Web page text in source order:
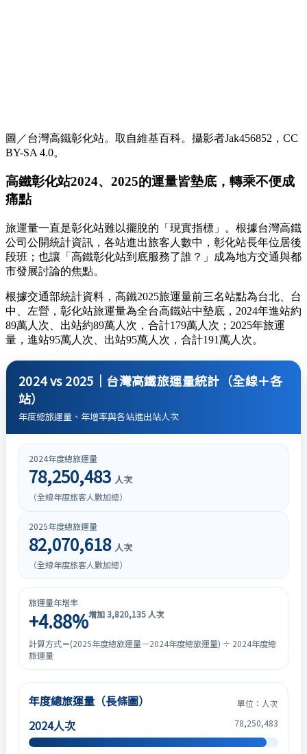
圖／台灣高鐵彰化站。取自維基百科。攝影者Jak456852，CC
BY-SA 4.0。
高鐵彰化站2024、2025的運量皆墊底，轉乘不便成
痛點
旅運量一直是彰化站難以擺脫的「現實指標」。根據台灣高鐵
公司公開統計資訊，各站進出旅客人數中，彰化站長年位居後
段班；也讓「高鐵彰化站到底服務了誰？」成為地方交通與都
市發展討論的焦點。
根據交通部統計資料，高鐵2025旅運量前三名站點為台北、台
中、左營，彰化站旅運量為全台高鐵站中墊底，2024年進站約
89萬人次、出站約89萬人次，合計179萬人次；2025年旅運
量，進站95萬人次、出站95萬人次，合計191萬人次。
2024 vs 2025｜台灣高鐵旅運量統計（全線＋各
站）
年度總旅運量、年增率與各站進出站人次
2024年度總旅運量
78,250,483 人次
（全線年度旅客人數加總）
2025年度總旅運量
82,070,618 人次
（全線年度旅客人數加總）
旅運量年增率
+4.88%增加 3,820,135 人次
計算方式＝(2025年度總旅運量－2024年度總旅運量) ÷ 2024年度總
旅運量
年度總旅運量（長條圖） 單位：人次
2024人次 78,250,483